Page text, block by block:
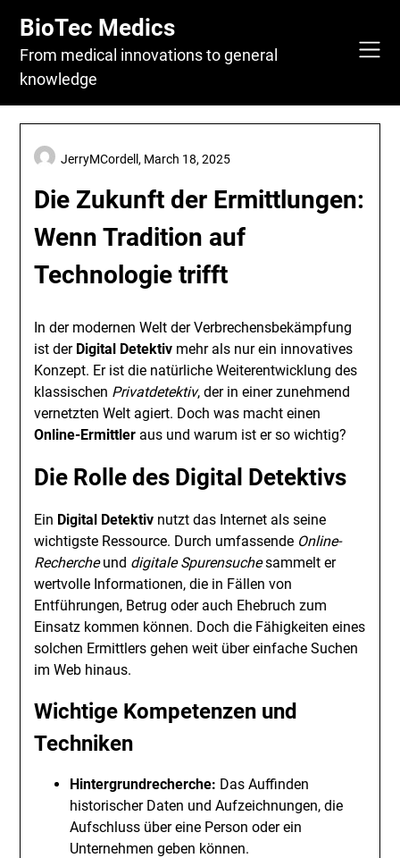
content
BioTec Medics
From medical innovations to general
knowledge
Die Zukunft der Ermittlungen:
Wenn Tradition auf
Technologie trifft
JerryMCordell, March 18, 2025
In der modernen Welt der Verbrechensbekämpfung
ist der Digital Detektiv mehr als nur ein innovatives
Konzept. Er ist die natürliche Weiterentwicklung des
klassischen Privatdetektiv, der in einer zunehmend
vernetzten Welt agiert. Doch was macht einen
Online-Ermittler aus und warum ist er so wichtig?
Die Rolle des Digital Detektivs
Ein Digital Detektiv nutzt das Internet als seine
wichtigste Ressource. Durch umfassende Online-
Rechercheund digitale Spurensuchesammelt er
wertvolle Informationen, die in Fällen von
Entführungen, Betrug oder auch Ehebruch zum
Einsatz kommen können. Doch die Fähigkeiten eines
solchen Ermittlers gehen weit über einfache Suchen
im Web hinaus.
Wichtige Kompetenzen und
Techniken
Hintergrundrecherche: Das Auffinden
historischer Daten und Aufzeichnungen, die
Aufschluss über eine Person oder ein
Unternehmen geben können.